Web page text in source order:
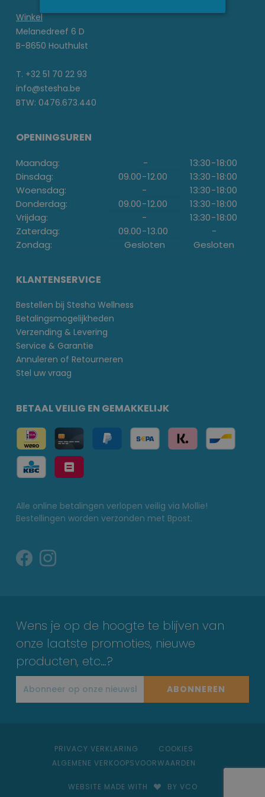
Winkel
Melanedreef 6 D
B-8650 Houthulst
T. +32 51 70 22 93
info@stesha.be
BTW: 0476.673.440
OPENINGSUREN
Maandag: - 13:30-18:00
Dinsdag:
09.00-12.00 13:30-18:00
Woensdag:
- 13:30-18:00
Donderdag:
09.00-12.00 13:30-18:00
Vrijdag:
- 13:30-18:00
Zaterdag:
09.00-13.00
-
Zondag:
Gesloten Gesloten
KLANTENSERVICE
Bestellen bij Stesha Wellness
Betalingsmogelijkheden
Verzending & Levering
Service & Garantie
Annuleren of Retourneren
Stel uw vraag
BETAAL VEILIG EN GEMAKKELIJK
Alle online betalingen verlopen veilig via Mollie!
Bestellingen worden verzonden met Bpost.
Wens je op de hoogte te blijven van
onze laatste promoties, nieuwe
producten, etc…?
ABONNEREN
PRIVACY VERKLARING
COOKIES
ALGEMENE VERKOOPSVOORWAARDEN
WEBSITE MADE WITH BY VCO